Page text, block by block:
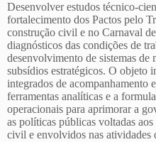
Desenvolver estudos técnico-
fortalecimento dos Pactos pelo
construção civil e no Carnaval
diagnósticos das condições de
desenvolvimento de sistemas de
subsídios estratégicos. O objeto
integrados de acompanhamento
ferramentas analíticas e a
operacionais para aprimorar a
as políticas públicas voltadas
civil e envolvidos nas atividades